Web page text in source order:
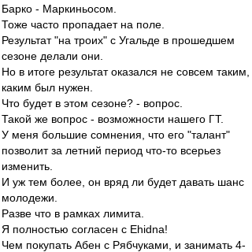
Барко - Маркиньосом.
Тоже часто пропадает на поле.
Результат "на троих" с Угальде в прошедшем
сезоне делали они.
Но в итоге результат оказался не совсем таким,
каким был нужен.
Что будет в этом сезоне? - вопрос.
Такой же вопрос - возможности нашего ГТ.
У меня большие сомнения, что его "талант"
позволит за летний период что-то всерьез
изменить.
И уж тем более, он вряд ли будет давать шанс
молодежи.
Разве что в рамках лимита.
Я полностью согласен с Ehidna!
Чем покупать Абен с Рябчуками, и занимать 4-